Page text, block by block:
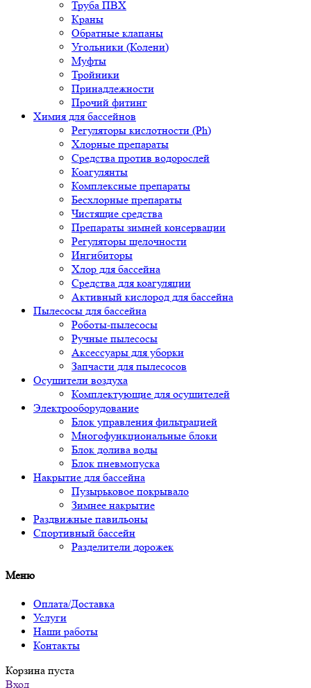
Труба ПВХ
Краны
Обратные клапаны
Угольники (Колени)
Муфты
Тройники
Принадлежности
Прочий фитинг
Химия для бассейнов
Регуляторы кислотности (Ph)
Хлорные препараты
Средства против водорослей
Коагулянты
Комплексные препараты
Бесхлорные препараты
Чистящие средства
Препараты зимней консервации
Регуляторы щелочности
Ингибиторы
Хлор для бассейна
Средства для коагуляции
Активный кислород для бассейна
Пылесосы для бассейна
Роботы-пылесосы
Ручные пылесосы
Аксессуары для уборки
Запчасти для пылесосов
Осушители воздуха
Комплектующие для осушителей
Электрооборудование
Блок управления фильтрацией
Многофункциональные блоки
Блок долива воды
Блок пневмопуска
Накрытие для бассейна
Пузырьковое покрывало
Зимнее накрытие
Раздвижные павильоны
Спортивный бассейн
Разделители дорожек
Меню
Оплата/Доставка
Услуги
Наши работы
Контакты
Корзина пуста
Вход